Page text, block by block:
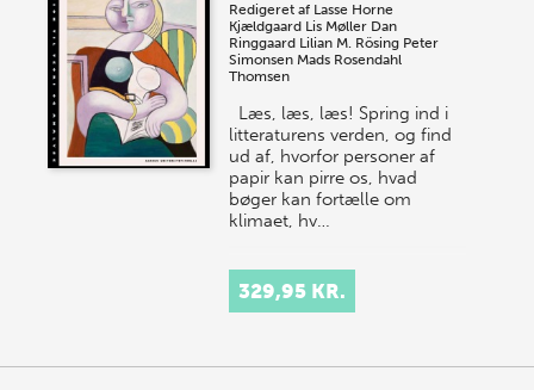
Redigeret af Lasse Horne
Kjældgaard Lis Møller Dan
Ringgaard Lilian M. Rösing Peter
Simonsen Mads Rosendahl
Thomsen
Læs, læs, læs! Spring ind i
litteraturens verden, og find
ud af, hvorfor personer af
papir kan pirre os, hvad
bøger kan fortælle om
klimaet, hv…
329,95 KR.